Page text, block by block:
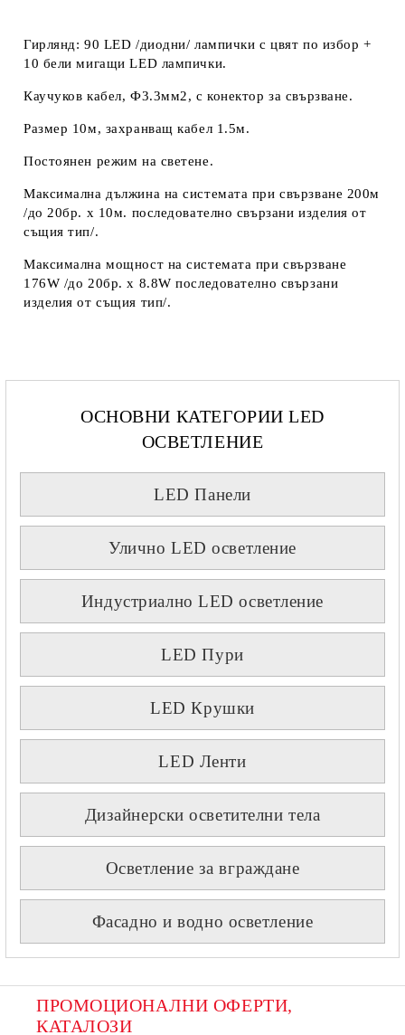
Гирлянд: 90 LED /диодни/ лампички с цвят по избор +
10 бели мигащи LED лампички.
Каучуков кабел, Ф3.3мм2, с конектор за свързване.
Размер 10м, захранващ кабел 1.5м.
Постоянен режим на светене.
Максимална дължина на системата при свързване 200м
/до 20бр. х 10м. последователно свързани изделия от
същия тип/.
Максимална мощност на системата при свързване
176W /до 20бр. х 8.8W последователно свързани
изделия от същия тип/.
ОСНОВНИ КАТЕГОРИИ LED
ОСВЕТЛЕНИЕ
LED Панели
Улично LED осветление
Индустриално LED осветление
LED Пури
LED Крушки
LED Ленти
Дизайнерски осветителни тела
Осветление за вграждане
Фасадно и водно осветление
ПРОМОЦИОНАЛНИ ОФЕРТИ,
КАТАЛОЗИ